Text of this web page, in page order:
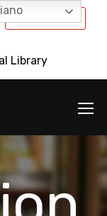
International
Library